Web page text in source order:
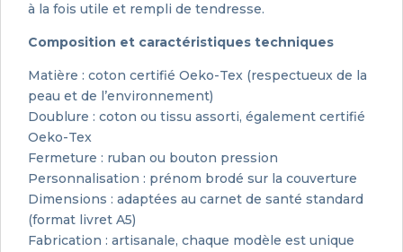
à la fois utile et rempli de tendresse.
Composition et caractéristiques techniques
Matière : coton certifié Oeko-Tex (respectueux de la
peau et de l’environnement)
Doublure : coton ou tissu assorti, également certifié
Oeko-Tex
Fermeture : ruban ou bouton pression
Personnalisation : prénom brodé sur la couverture
Dimensions : adaptées au carnet de santé standard
(format livret A5)
Fabrication : artisanale, chaque modèle est unique